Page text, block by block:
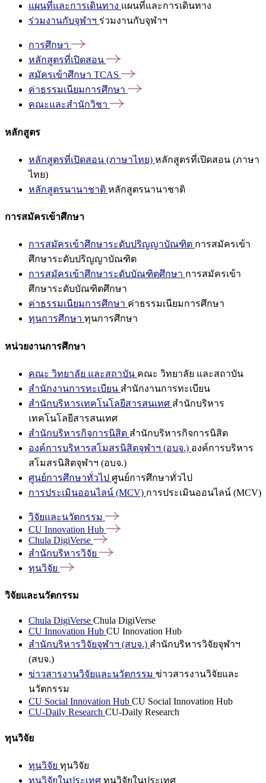
แผนที่และการเดินทาง แผนที่และการเดินทาง
ร่วมงานกับจุฬาฯ ร่วมงานกับจุฬาฯ
การศึกษา
หลักสูตรที่เปิดสอน
สมัครเข้าศึกษา TCAS
ค่าธรรมเนียมการศึกษา
คณะและสำนักวิชา
หลักสูตร
หลักสูตรที่เปิดสอน (ภาษาไทย) หลักสูตรที่เปิดสอน (ภาษา
ไทย)
หลักสูตรนานาชาติ หลักสูตรนานาชาติ
การสมัครเข้าศึกษา
การสมัครเข้าศึกษาระดับปริญญาบัณฑิต การสมัครเข้า
ศึกษาระดับปริญญาบัณฑิต
การสมัครเข้าศึกษาระดับบัณฑิตศึกษา การสมัครเข้า
ศึกษาระดับบัณฑิตศึกษา
ค่าธรรมเนียมการศึกษา ค่าธรรมเนียมการศึกษา
ทุนการศึกษา ทุนการศึกษา
หน่วยงานการศึกษา
คณะ วิทยาลัย และสถาบัน คณะ วิทยาลัย และสถาบัน
สำนักงานการทะเบียน สำนักงานการทะเบียน
สำนักบริหารเทคโนโลยีสารสนเทศ สำนักบริหาร
เทคโนโลยีสารสนเทศ
สำนักบริหารกิจการนิสิต สำนักบริหารกิจการนิสิต
องค์การบริหารสโมสรนิสิตจุฬาฯ (อบจ.) องค์การบริหาร
สโมสรนิสิตจุฬาฯ (อบจ.)
ศูนย์การศึกษาทั่วไป ศูนย์การศึกษาทั่วไป
การประเมินออนไลน์ (MCV) การประเมินออนไลน์ (MCV)
วิจัยและนวัตกรรม
CU Innovation Hub
Chula DigiVerse
สำนักบริหารวิจัย
ทุนวิจัย
วิจัยและนวัตกรรม
Chula DigiVerse Chula DigiVerse
CU Innovation Hub CU Innovation Hub
สำนักบริหารวิจัยจุฬาฯ (สบจ.) สำนักบริหารวิจัยจุฬาฯ
(สบจ.)
ข่าวสารงานวิจัยและนวัตกรรม ข่าวสารงานวิจัยและ
นวัตกรรม
CU Social Innovation Hub CU Social Innovation Hub
CU-Daily Research CU-Daily Research
ทุนวิจัย
ทุนวิจัย ทุนวิจัย
ทุนวิจัยในประเทศ ทุนวิจัยในประเทศ